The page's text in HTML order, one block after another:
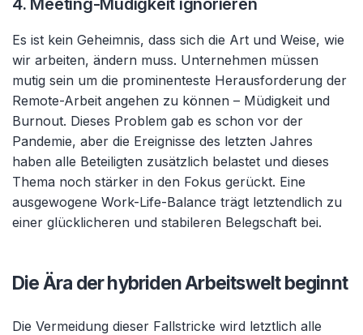
Es ist kein Geheimnis, dass sich die Art und Weise, wie
wir arbeiten, ändern muss. Unternehmen müssen
mutig sein um die prominenteste Herausforderung der
Remote-Arbeit angehen zu können – Müdigkeit und
Burnout. Dieses Problem gab es schon vor der
Pandemie, aber die Ereignisse des letzten Jahres
haben alle Beteiligten zusätzlich belastet und dieses
Thema noch stärker in den Fokus gerückt. Eine
ausgewogene Work-Life-Balance trägt letztendlich zu
einer glücklicheren und stabileren Belegschaft bei.
Die Ära der hybriden Arbeitswelt beginnt
Die Vermeidung dieser Fallstricke wird letztlich alle